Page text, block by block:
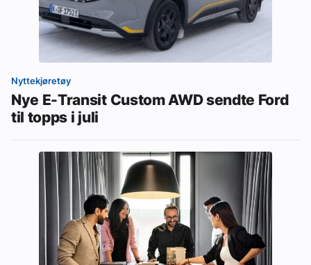
Nyttekjøretøy
Nye E-Transit Custom AWD sendte Ford
til topps i juli